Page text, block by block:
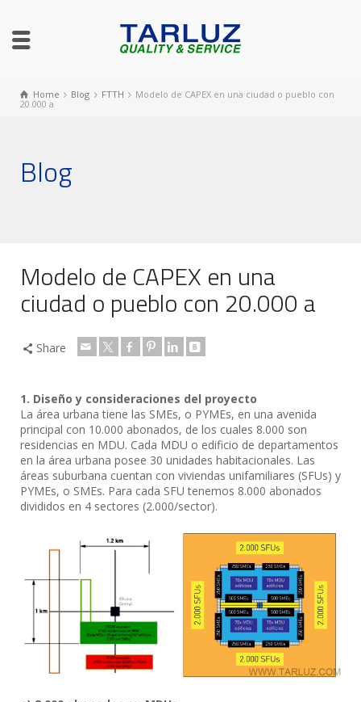
Home Blog FTTH
Modelo de CAPEX en una ciudad o pueblo con
20.000 a
Blog
Modelo de CAPEX en una
ciudad o pueblo con 20.000 a
Share
1. Diseño y consideraciones del proyecto
La área urbana tiene las SMEs, o PYMEs, en una avenida
principal con 10.000 abonados, de los cuales 8.000 son
residencias en MDU. Cada MDU o edificio de departamentos
en la área urbana posee 30 unidades habitacionales. Las
áreas suburbana cuentan con viviendas unifamiliares (SFUs) y
PYMEs, o SMEs. Para cada SFU tenemos 8.000 abonados
divididos en 4 sectores (2.000/sector).